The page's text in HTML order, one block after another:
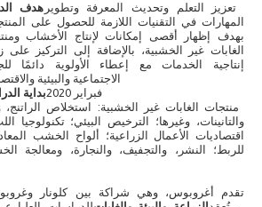
هدف تعزيز التعلم وتحديث المعرفة وتطوير
المهارات في التقنيات اللازمة للحصول على
بهدف إظهار أقصى إمكانات لإنتاج الأخشاب
الغابات غير الخشبية، بالإضافة إلى التركيز على
إنتاجية الخدمات مع إعطاء الأولوية دائمًا
الاجتماعية والبيئية
بداية
فبراير 2020
منتجات الغابات غير الخشبية: استخلاص الراتنج،
والتانينات، وغيرها؛ الترخيص البيئي؛
اقتصاديات الأعمال الزراعية؛ ألواح الخشب
للربط؛ النشر، والتجفيف، والنجارة، ومعالجة
تقدم أغروبوس، وهي شراكة بين كلونار